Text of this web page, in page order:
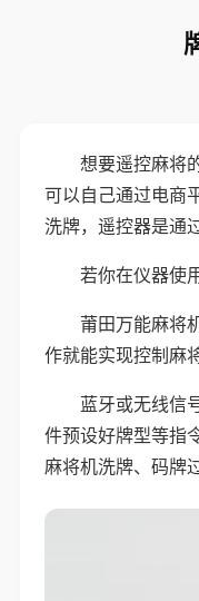
想要遥控麻将
可以自己通过电商
洗牌，遥控器是通
若你在仪器使
莆田万能麻将
作就能实现控制麻
蓝牙或无线信
件预设好牌型等指
麻将机洗牌、码牌